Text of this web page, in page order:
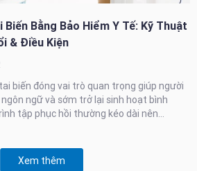
Biến Bằng Bảo Hiểm Y Tế: Kỹ Thuật
& Điều Kiện
biến đóng vai trò quan trọng giúp người
ngữ và sớm trở lại sinh hoạt bình
tập phục hồi thường kéo dài nên...
Xem thêm